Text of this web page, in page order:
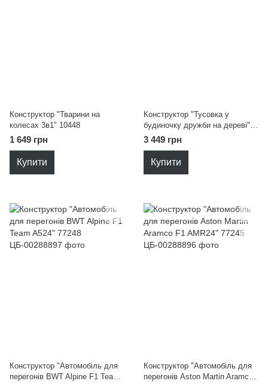
Конструктор "Тварини на
колесах 3в1" 10448
1 649 грн
Купити
Конструктор "Тусовка у
будиночку дружби на дереві"
42652
3 449 грн
Купити
Конструктор "Автомобіль для
перегонів BWT Alpine F1 Team
Конструктор "Автомобіль для
перегонів Aston Martin Aramco